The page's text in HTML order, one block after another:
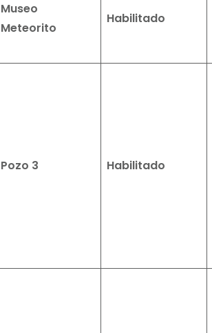
Museo
Meteorito
Habilitado
Pozo 3 Habilitado